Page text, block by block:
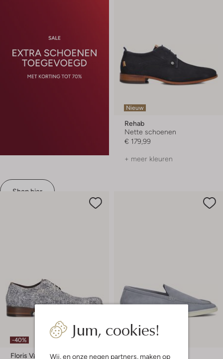
Jum, cookies!
Wij, en onze negen partners, maken op
Shop hier
Nieuw
Rehab
Nette schoenen
€ 179,99
+ meer kleuren
-40%
Floris Van Bommel
Laatste maten
Van Bommel